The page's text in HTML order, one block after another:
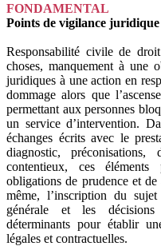
FONDAMENTAL
Points de vigilance juridique
Responsabilité civile de
choses, manquement à une
juridiques à une action en
dommage alors que
permettant aux personnes
un service d’intervention.
échanges écrits avec le
diagnostic,
contentieux, ces
obligations de prudence et
même, l’inscription du
générale et les décisions
déterminants pour établir
légales et contractuelles.